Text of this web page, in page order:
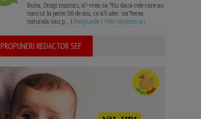
Buna, Dragi mamici, a? vrea sa ?tiu daca cele care au
nascut la peste 38 de ani, ce a?i ales: na?terea
naturala sau p... | Raspunde | Vezi raspunsuri
PROPUNERI REDACTOR SEF